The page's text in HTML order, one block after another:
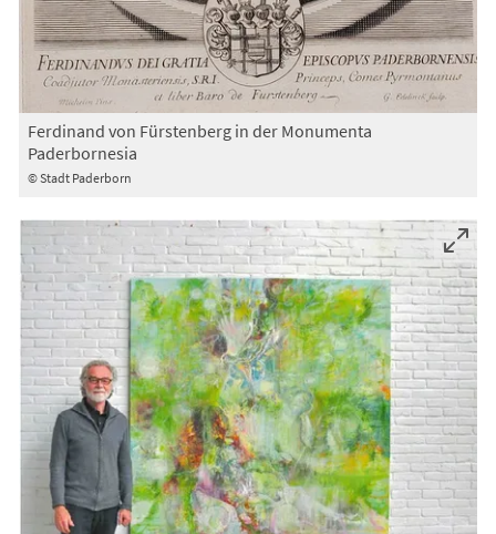
© Stadt Paderborn
Ferdinand von Fürstenberg in der Monumenta
Paderbornesia